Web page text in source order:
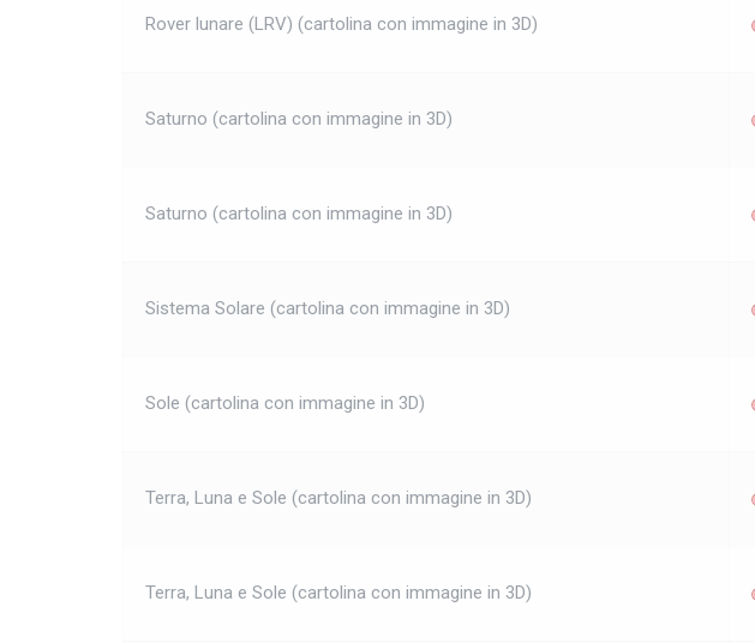
Rover lunare (LRV) (cartolina con immagine in 3D)
Saturno (cartolina con immagine in 3D)
Saturno (cartolina con immagine in 3D)
Sistema Solare (cartolina con immagine in 3D)
Sole (cartolina con immagine in 3D)
Terra, Luna e Sole (cartolina con immagine in 3D)
Terra, Luna e Sole (cartolina con immagine in 3D)